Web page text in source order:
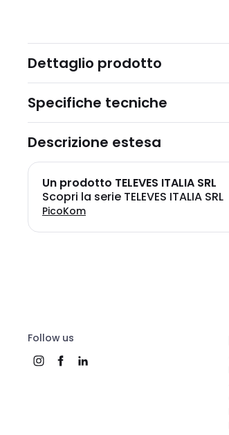
Dettaglio prodotto
Specifiche tecniche
Descrizione estesa
Un prodotto TELEVES ITALIA SRL
Scopri la serie TELEVES ITALIA SRL
PicoKom
Follow us